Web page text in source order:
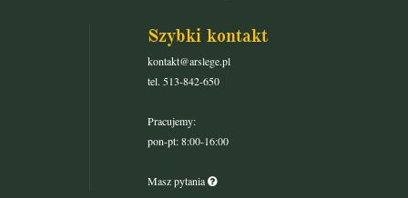
Szybki kontakt
kontakt@arslege.pl
tel. 513-842-650
Pracujemy:
pon-pt: 8:00-16:00
Masz pytania